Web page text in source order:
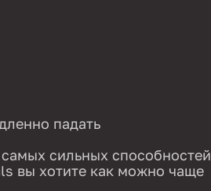
падать
сильных способностей
вы хотите как можно чаще